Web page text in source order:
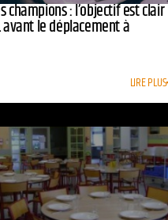
champions : l’objectif est clair
avant le déplacement à
LIRE PLUS